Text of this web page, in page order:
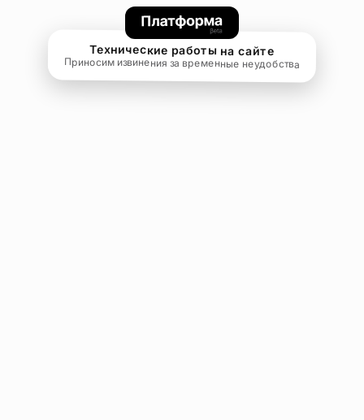
Технические работы на сайте
Приносим извинения за временные неудобства